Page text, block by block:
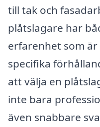
till tak och
plåtslagare har
erfarenhet som
specifika
att välja en
inte bara
även snabbare